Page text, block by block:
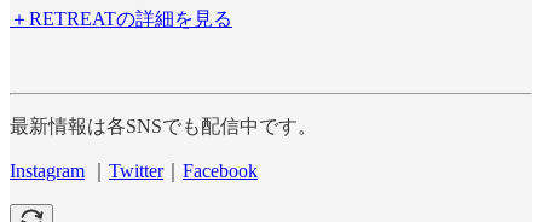
＋RETREATの詳細を見る
最新情報は各SNSでも配信中です。
Instagram Twitter｜ Facebook